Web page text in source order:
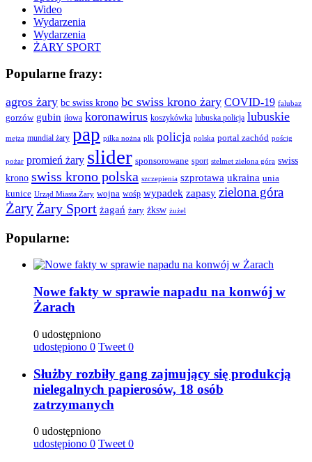
Wideo
Wydarzenia
Wydarzenia
ŻARY SPORT
Popularne frazy:
agros żary bc swiss krono bc swiss krono żary COVID-19 falubaz
gorzów gubin iłowa koronawirus koszykówka lubuska policja lubuskie
mejza mundial żary pap piłka nożna plk policja polska portal zachód pościg
pożar promień żary slider sponsorowane sport stelmet zielona góra swiss
krono swiss krono polska szczepienia szprotawa ukraina unia
kunice Urząd Miasta Żary wojna wośp wypadek zapasy zielona góra
Żary Żary Sport żagań żary żksw żużel
Popularne:
Nowe fakty w sprawie napadu na konwój w
Żarach
0 udostępniono
udostępiono 0 Tweet 0
Służby rozbiły gang zajmujący się produkcją
nielegalnych papierosów, 18 osób
zatrzymanych
0 udostępniono
udostępiono 0 Tweet 0